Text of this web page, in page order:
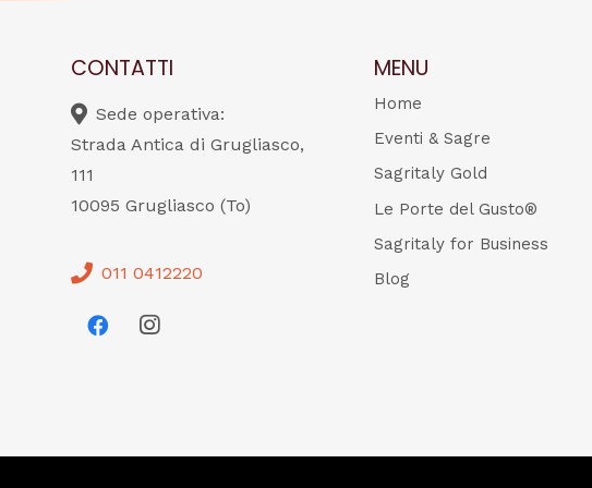
CONTATTI
Sede operativa:
Strada Antica di Grugliasco,
111
10095 Grugliasco (To)
011 0412220
MENU
Home
Eventi & Sagre
Sagritaly Gold
Le Porte del Gusto®
Sagritaly for Business
Blog